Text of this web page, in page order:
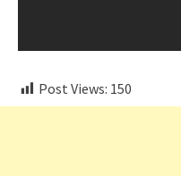
Post Views: 150